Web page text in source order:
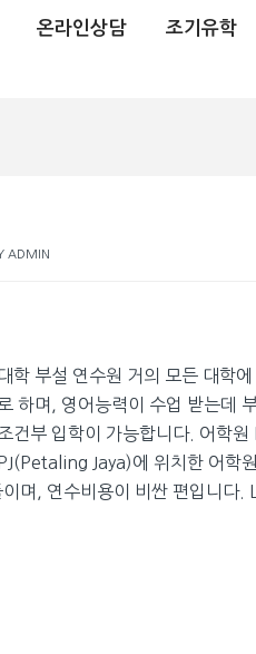
온라인상담 조기유학
ADMIN
대학 부설 연수원 거의 모든 대학
로 하며, 영어능력이 수업 받는데
조건부 입학이 가능합니다. 어학
PJ(Petaling Jaya)에 위치한 어학
며, 연수비용이 비싼 편입니